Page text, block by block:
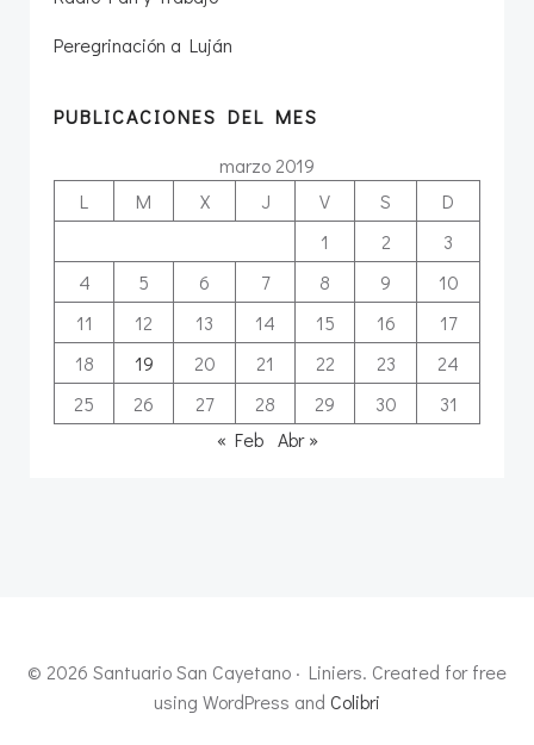
Peregrinación a Luján
PUBLICACIONES DEL MES
marzo 2019
L
M X J V S
D
1
2
3
4
5 6 7 8 9
10
11
12 13 14 15 16
17
18
19 20 21 22 23
24
25
26 27 28 29 30
31
« Feb Abr »
© 2026 Santuario San Cayetano · Liniers. Created for free
using WordPress and Colibri